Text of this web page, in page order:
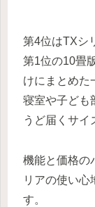
第4位はTXシ
第1位の10畳
けにまとめた
寝室や子ども
うど届くサイ
機能と価格の
リアの使い心
す。